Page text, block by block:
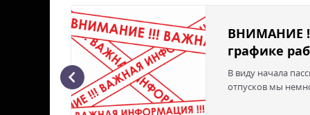
ВНИМАНИЕ
графике
В виду начала
отпусков мы